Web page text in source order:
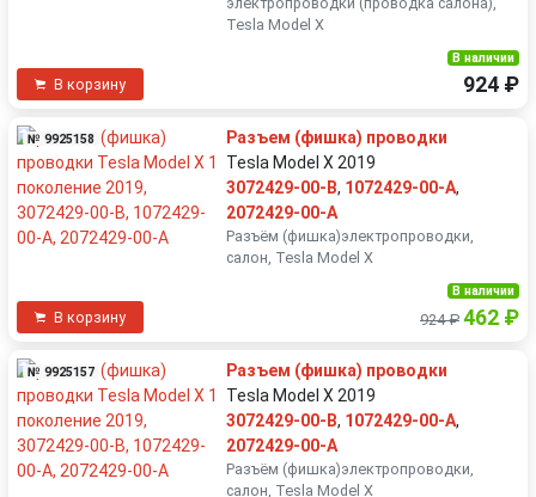
Tesla Model X
В корзину
В наличии
924 ₽
№ 9925158
Разъем (фишка) проводки
Tesla Model X 2019
3072429-00-B, 1072429-00-A,
2072429-00-A
Разъëм (фишка)электропроводки,
салон, Tesla Model X
В корзину
В наличии
924 ₽ 462 ₽
№ 9925157
Разъем (фишка) проводки
Tesla Model X 2019
3072429-00-B, 1072429-00-A,
2072429-00-A
Разъëм (фишка)электропроводки,
салон, Tesla Model X